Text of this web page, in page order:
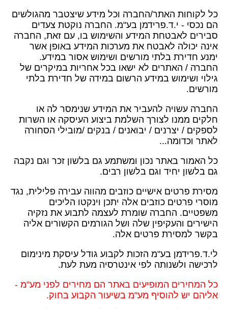
כל לקוחות האתר/החברה וכל מידע שיצטבר מהגולשים
הם נכסי - י.ד.פרידמן בע"מ. החברה נוקטת צעדים
סבירים לאבטחת המידע והשימוש בו, עם זאת, החברה
אינה יכולה לאבטח את מערכות המידע באופן אשר
ימנע חדירת בלתי מורשים ושימוש אסור במידע.
החברה / האתרים לא ישאו בכל אחריות במיקרים של
גילוי ושימוש במידע הרשום במידה של חדירת בלתי
מורשים.
החברה עשויה להעביר את המידע שנימסר לה או
חלקים ממנו לצורך השלמת ביצוע העיסקה או השרות
לספקים / יצרנים / יבואנים / בנקים /מובילי הסחורה
לאתר וכדומה...
כל האמור באתר נכון ומשתמע גם בלשון זכר וגם נקבה
גם בלשון יחיד וגם בלשון רבים.
מסירת פרטים אישיים כוזבים מהווה עבירה פלילית, נגד
מוסרי פרטים כוזבים אלה יתכן וינקטו הליכים
משפטיים. החברה שומרת לעצמה לתבוע את נזקיה
הישירים והעקיפין שלה ושל הגורמים הקשורים אליה
בקשר למסירת פרטים אלה.
לי.ד.פרידמן בע"מ הזכות לקבוע גודל עיסקת מינימום
לרכישה ולשנותה לפי אינטרסיה מעת לעת.
כל המחירים המופיעים באתר הם מחירים לפני מע"מ -
אליהם יש להוסיף מע"מ בשיעור הקבוע בחוק.